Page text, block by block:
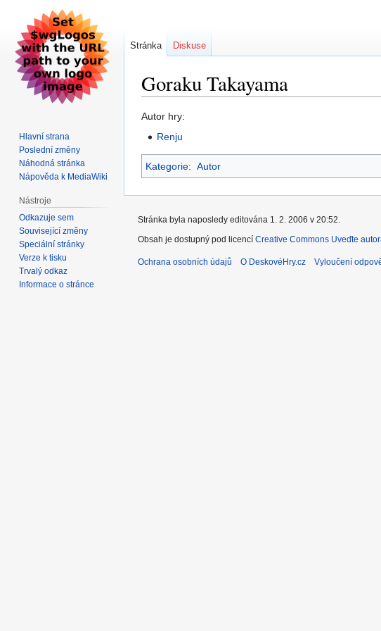
Goraku Takayama
Skočit
Skočit
Autor hry:
Renju
Kategorie: Autor
Stránka Diskuse
Hlavní strana
Poslední změny
Náhodná stránka
Nápověda k MediaWiki
Nástroje
Odkazuje sem
Související změny
Speciální stránky
Verze k tisku
Trvalý odkaz
Informace o stránce
Stránka byla naposledy editována 1. 2. 2006 v 20:52.
Obsah je dostupný pod licencí Creative Commons Uveďte
Ochrana osobních údajů O DeskovéHry.cz Vyloučení